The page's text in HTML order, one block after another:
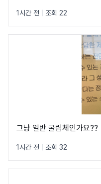
1시간 전 조회 22
그냥 일반 굴림체인가요??
1시간 전 조회 32